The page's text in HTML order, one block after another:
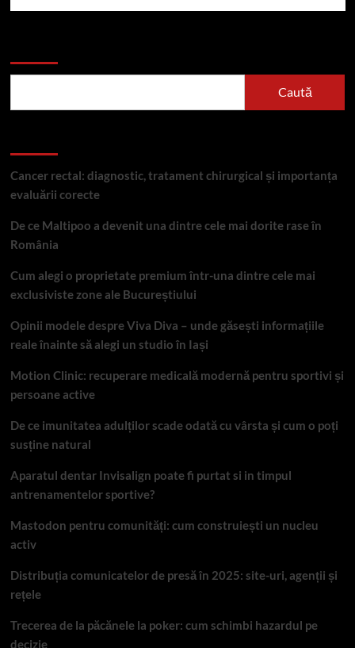
Caută
Cancer rectal: diagnostic, tratament chirurgical și importanța
evaluării corecte
De ce Maltipoo a devenit una dintre cele mai dorite rase în
România
Cum alegi o proprietate premium într-una dintre cele mai
exclusiviste zone ale Bucureștiului
Opinii modele despre Viva Diva – unde găsești informațiile
reale înainte să alegi un studio în Iași
Motion Clinic: recuperare medicală modernă pentru sportivi și
persoane active
De ce imunitatea adulților scade odată cu vârsta și cum o poți
susține natural
Aparatul dentar Invisalign poate fi purtat si in timpul
antrenamentelor sportive?
Mastodon pentru comunități: cum construiești un nucleu
activ
Distribuția comunicatelor de presă în 2025: site-uri, agenții și
rețele
Trecerea de la păcănele la poker: cum schimbi hazardul pe
decizie